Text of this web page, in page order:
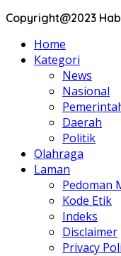
Copyright@2023
Home
Kategori
News
Nasional
Daerah
Politik
Olahraga
Laman
Pedoman
Kode Etik
Indeks
Disclaimer
Privacy